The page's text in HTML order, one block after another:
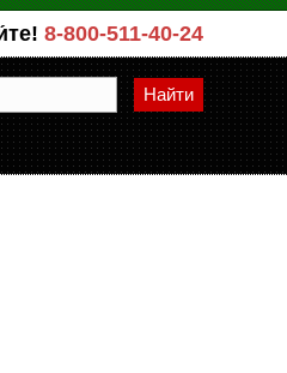
8-800-511-40-24
Найти